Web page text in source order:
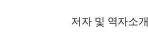
저자 및 역자소개